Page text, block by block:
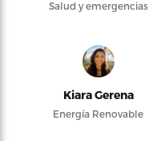
Salud y emergencias
Kiara Gerena
Energía Renovable